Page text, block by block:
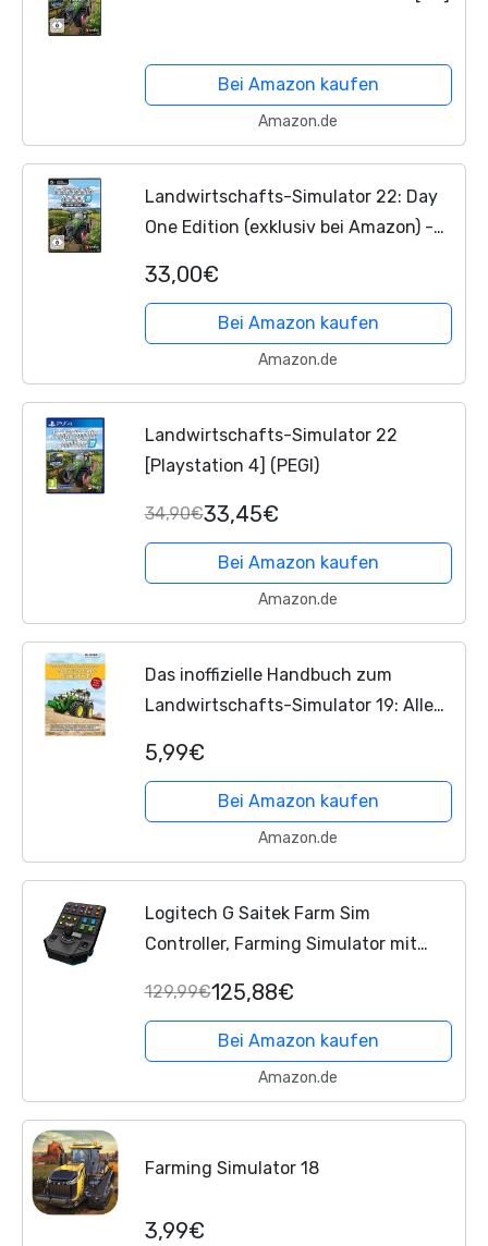
Bei Amazon kaufen
Amazon.de
Landwirtschafts-Simulator 22: Day
One Edition (exklusiv bei Amazon) -
33,00€
Bei Amazon kaufen
Amazon.de
Landwirtschafts-Simulator 22
[Playstation 4] (PEGI)
34,90€33,45€
Bei Amazon kaufen
Amazon.de
Das inoffizielle Handbuch zum
Landwirtschafts-Simulator 19: Alle
5,99€
Bei Amazon kaufen
Amazon.de
Logitech G Saitek Farm Sim
Controller, Farming Simulator mit
programmierbare Tasten, Tempomat,
Schraubengewinde-Justierung,...
129,99€125,88€
Bei Amazon kaufen
Amazon.de
Farming Simulator 18
3,99€